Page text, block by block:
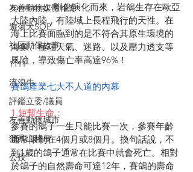
友善動物媒體報導
遊蕩犬SOP
社區動保故事
1111
流浪牛
評鑑立委/議員
友善動物城市
獵具山豬吊
公投
rupestris）馴化演化而來，岩鴿生存在歐亞
大陸內陸，有陸域上長程飛行的天性。在
海上比賽面臨到的是不符合其原生環境的
海象、極端天氣、迷路、以及壓力透支等
風險，導致傷亡率高達96%！
賽鴿產業七大不人道的內幕
1.短暫生命：
參賽的鴿子一生只能比賽一次，參賽年齡
通常限制在4個月或8個月。換句話說，不
到1歲的鴿子通常在比賽中就會死亡。相對
於鴿子的自然壽命可達12年，賽鴿的壽命